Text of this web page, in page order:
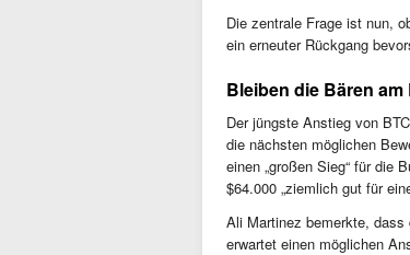
Die zentrale Frage ist nun,
ein erneuter Rückgang
Bleiben die Bären am
Der jüngste Anstieg von
die nächsten möglichen
einen „großen Sieg“ für die
$64.000 „ziemlich gut für
Ali Martinez bemerkte, dass
erwartet einen möglichen